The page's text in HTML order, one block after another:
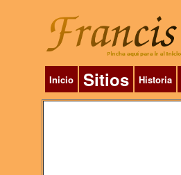
Inicio Sitios Historia